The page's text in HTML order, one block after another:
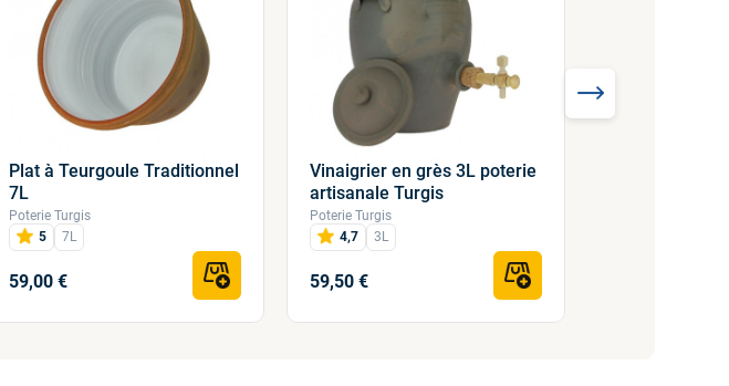
Plat à Teurgoule Traditionnel
7L
Poterie Turgis
5
7L
59,00 €
Vinaigrier en grès 3L poterie
artisanale Turgis
Poterie Turgis
4,7
3L
59,50 €